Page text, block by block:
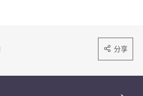
分享